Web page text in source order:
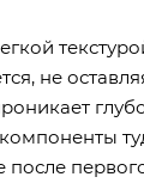
не
после